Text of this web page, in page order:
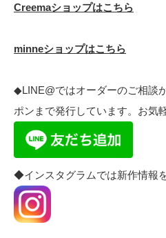
Creemaショップはこちら
minneショップはこちら
◆LINE@ではオーダーのご相談
ポンまで発行しています。お気
◆インスタグラムでは新作情報